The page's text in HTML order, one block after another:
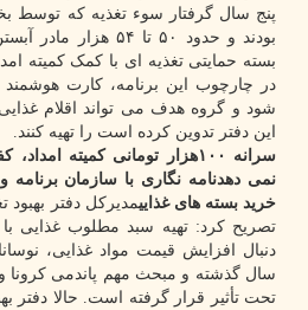
پنج سال گرفتار سوء تغذیه که
بودند و حدود ۵۰ تا
بسته حمایتی تغذیه ای با کمک کمیته
در چارچوب این برنامه، کارت
شود و گروه هدف می تواند اقلام
این دفتر تدوین کرده است را تهیه کنند.
سرانه ۱۰۰هزار تومانی کمیته
نمی دهدنامه نگاری با سازمان برنامه
خرید بسته های غذاییمدیرکل دفتر بهبود
تصریح کرد: تهیه سبد مطلوب غذایی
دنبال افزایش قیمت مواد غذایی،
سال گذشته و مبحث مهم پاندمی کرونا
تحت تأثیر قرار گرفته است. حالا دفتر